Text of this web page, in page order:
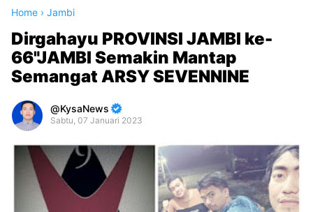
Home › Jambi
Dirgahayu PROVINSI JAMBI ke-
66"JAMBI Semakin Mantap
Semangat ARSY SEVENNINE
KysaNews
Sabtu, 07 Januari 2023
Premium
Raushan
Design